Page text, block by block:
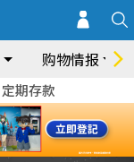
购物情报
定期存款